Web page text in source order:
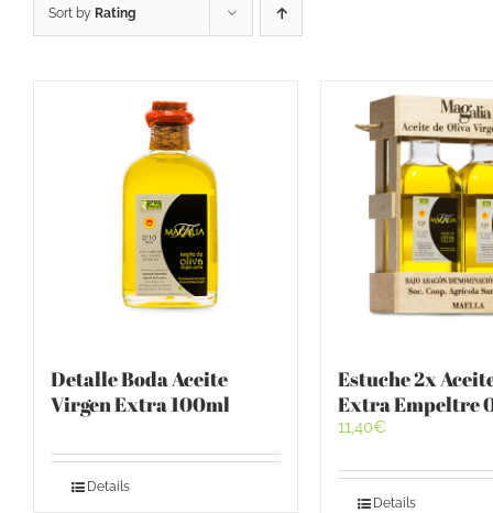
Sort by Rating
Detalle Boda Aceite
Virgen Extra 100ml
Details
Estuche 2x
Extra Empeltre
11,40€
Details